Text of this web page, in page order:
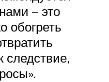
– это
обогреть
следствие,